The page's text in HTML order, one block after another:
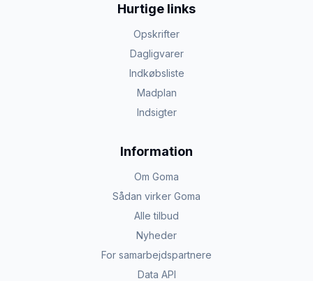
Hurtige links
Opskrifter
Dagligvarer
Indkøbsliste
Madplan
Indsigter
Information
Om Goma
Sådan virker Goma
Alle tilbud
Nyheder
For samarbejdspartnere
Data API